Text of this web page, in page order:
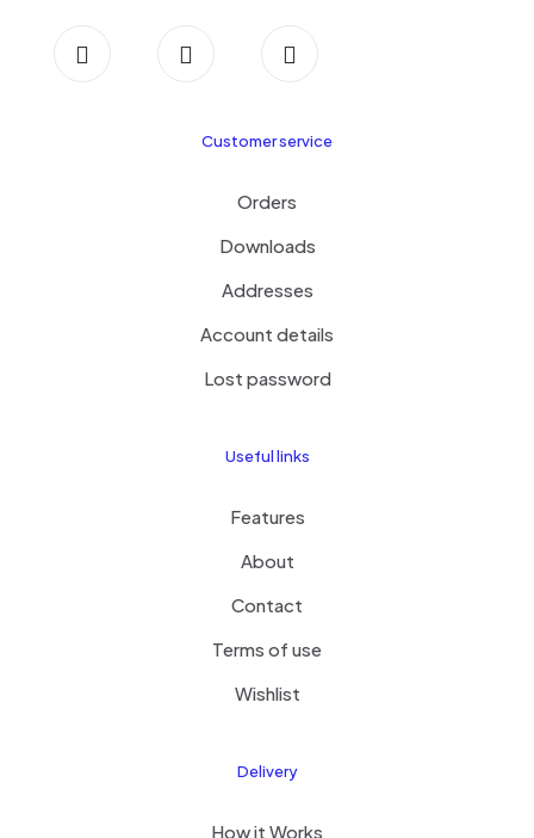
Customer service
Orders
Downloads
Addresses
Account details
Lost password
Useful links
Features
About
Contact
Terms of use
Wishlist
Delivery
How it Works